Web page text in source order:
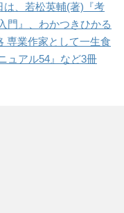
は、若松英輔(著)『考
』、わかつきひかる
専業作家として一生食
ュアル54』など3冊